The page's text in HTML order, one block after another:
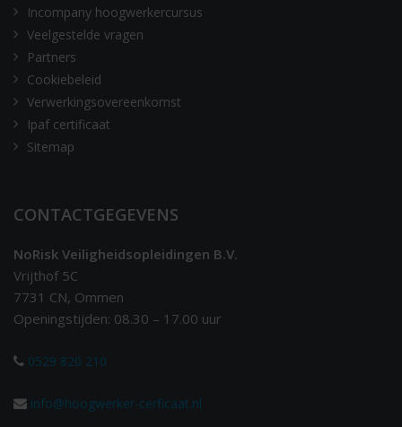
Incompany hoogwerkercursus
Veelgestelde vragen
Partners
Cookiebeleid
Verwerkingsovereenkomst
Ipaf certificaat
Sitemap
CONTACTGEGEVENS
NoRisk Veiligheidsopleidingen B.V.
Vrijthof 5C
7731 CN, Ommen
Openingstijden: 08.30 – 17.00 uur
0529 820 210
info@hoogwerker-cerficaat.nl